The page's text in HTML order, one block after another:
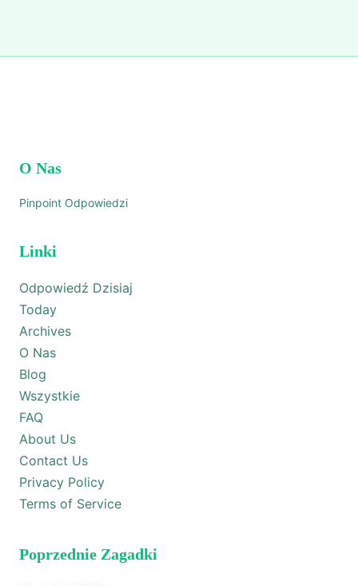
O Nas
Pinpoint Odpowiedzi
Linki
Odpowiedź Dzisiaj
Today
Archives
O Nas
Blog
Wszystkie
FAQ
About Us
Contact Us
Privacy Policy
Terms of Service
Poprzednie Zagadki